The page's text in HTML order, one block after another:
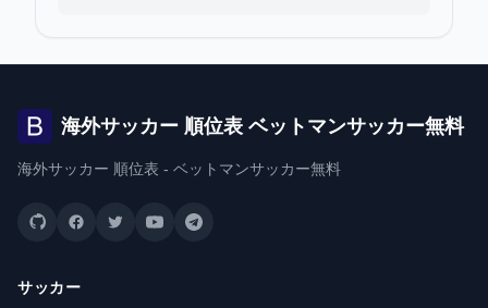
海外サッカー 順位表 ベットマンサッカー無料
海外サッカー 順位表 - ベットマンサッカー無料
サッカー